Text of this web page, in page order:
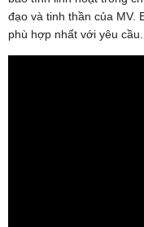
đạo và tinh thần của MV.
phù hợp nhất với yêu cầu.